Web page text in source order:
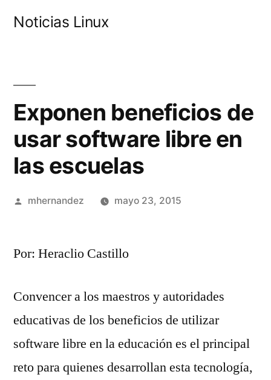
Noticias Linux
Exponen beneficios de
usar software libre en
las escuelas
Publicado
mhernandez mayo 23, 2015
Por: Heraclio Castillo
Convencer a los maestros y autoridades
educativas de los beneficios de utilizar
software libre en la educación es el principal
reto para quienes desarrollan esta tecnología,